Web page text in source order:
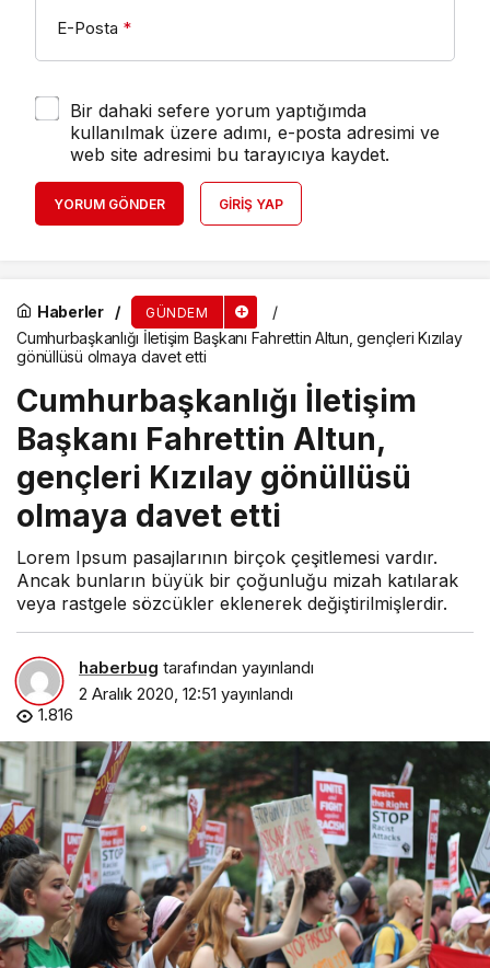
E-Posta *
Bir dahaki sefere yorum yaptığımda
kullanılmak üzere adımı, e-posta adresimi ve
web site adresimi bu tarayıcıya kaydet.
YORUM GÖNDER GIRIŞ YAP
Haberler GÜNDEM
Cumhurbaşkanlığı İletişim Başkanı Fahrettin Altun, gençleri Kızılay
gönüllüsü olmaya davet etti
Cumhurbaşkanlığı İletişim
Başkanı Fahrettin Altun,
gençleri Kızılay gönüllüsü
olmaya davet etti
Lorem Ipsum pasajlarının birçok çeşitlemesi vardır.
Ancak bunların büyük bir çoğunluğu mizah katılarak
veya rastgele sözcükler eklenerek değiştirilmişlerdir.
haberbug tarafından yayınlandı
2 Aralık 2020, 12:51 yayınlandı
1.816